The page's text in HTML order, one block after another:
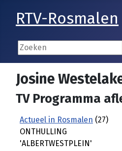
RTV-Rosmalen
Josine
TV Programma
Actueel in Rosmalen (27)
ONTHULLING
'ALBERTWESTPLEIN'